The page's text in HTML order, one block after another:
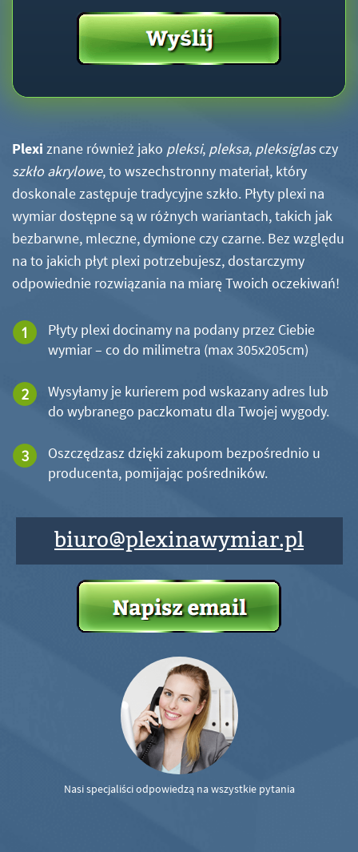
Plexi znane również jako pleksi, pleksa, pleksiglasczy
szkło akrylowe, to wszechstronny materiał, który
doskonale zastępuje tradycyjne szkło. Płyty plexi na
wymiar dostępne są w różnych wariantach, takich jak
bezbarwne, mleczne, dymione czy czarne. Bez względu
na to jakich płyt plexi potrzebujesz, dostarczymy
odpowiednie rozwiązania na miarę Twoich oczekiwań!
Płyty plexi docinamy na podany przez Ciebie
wymiar – co do milimetra (max 305x205cm)
Wysyłamy je kurierem pod wskazany adres lub
do wybranego paczkomatu dla Twojej wygody.
Oszczędzasz dzięki zakupom bezpośrednio u
producenta, pomijając pośredników.
biuro@plexinawymiar.pl
Nasi specjaliści odpowiedzą na wszystkie pytania